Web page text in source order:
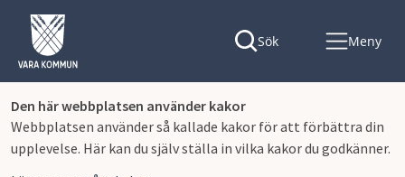
Den här webbplatsen använder kakor
Webbplatsen använder så kallade kakor för att förbättra din
upplevelse. Här kan du själv ställa in vilka kakor du godkänner.
Sök Meny